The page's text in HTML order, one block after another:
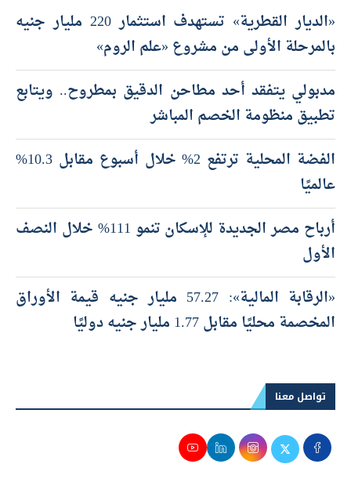
«الديار القطرية» تستهدف استثمار 220 مليار جنيه
بالمرحلة الأولى من مشروع «علم الروم»
مدبولي يتفقد أحد مطاحن الدقيق بمطروح.. ويتابع
تطبيق منظومة الخصم المباشر
الفضة المحلية ترتفع 2% خلال أسبوع مقابل 10.3%
عالميًا
أرباح مصر الجديدة للإسكان تنمو 111% خلال النصف
الأول
«الرقابة المالية»: 57.27 مليار جنيه قيمة الأوراق
المخصمة محليًا مقابل 1.77 مليار جنيه دوليًا
تواصل معنا